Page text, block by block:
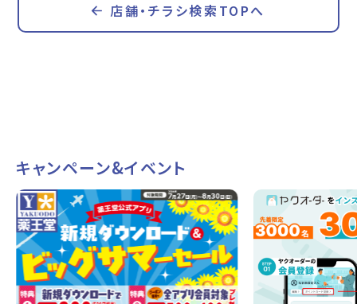
店舗・チラシ検索TOPへ
キャンペーン&イベント